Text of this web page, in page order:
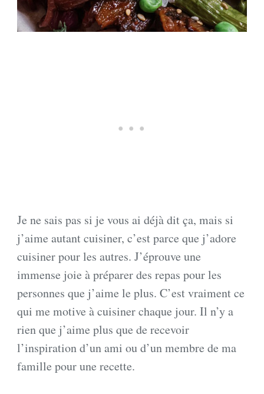
Je ne sais pas si je vous ai déjà dit ça, mais si
j’aime autant cuisiner, c’est parce que j’adore
cuisiner pour les autres. J’éprouve une
immense joie à préparer des repas pour les
personnes que j’aime le plus. C’est vraiment ce
qui me motive à cuisiner chaque jour. Il n’y a
rien que j’aime plus que de recevoir
l’inspiration d’un ami ou d’un membre de ma
famille pour une recette.